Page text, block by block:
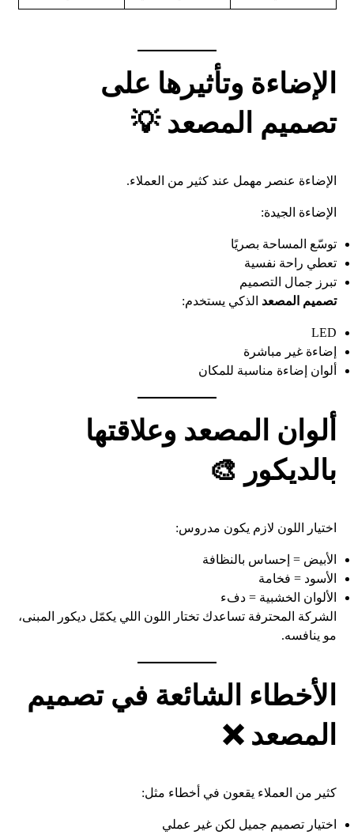
الإضاءة وتأثيرها على
تصميم المصعد 💡
الإضاءة عنصر مهمل عند كثير من العملاء.
الإضاءة الجيدة:
توسّع المساحة بصريًا
تعطي راحة نفسية
تبرز جمال التصميم
تصميم المصعد الذكي يستخدم:
LED
إضاءة غير مباشرة
ألوان إضاءة مناسبة للمكان
ألوان المصعد وعلاقتها
بالديكور 🎨
اختيار اللون لازم يكون مدروس:
الأبيض = إحساس بالنظافة
الأسود = فخامة
الألوان الخشبية = دفء
الشركة المحترفة تساعدك تختار اللون اللي يكمّل ديكور المبنى،
مو ينافسه.
الأخطاء الشائعة في تصميم
المصعد ❌
كثير من العملاء يقعون في أخطاء مثل:
اختيار تصميم جميل لكن غير عملي